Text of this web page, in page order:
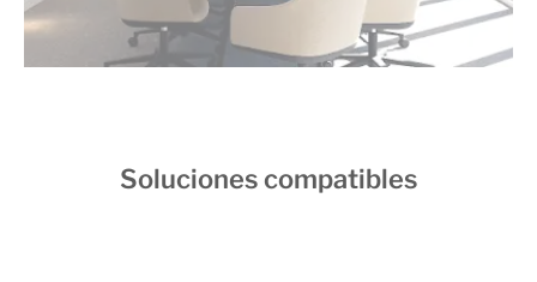
Soluciones compatibles